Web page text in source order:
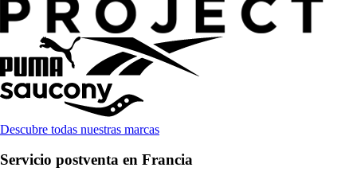
Descubre todas nuestras marcas
Servicio postventa en Francia